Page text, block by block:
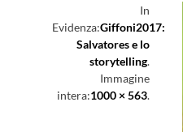
In
Evidenza:Giffoni2017:
Salvatores e lo
storytelling.
Immagine
intera:1000 × 563.